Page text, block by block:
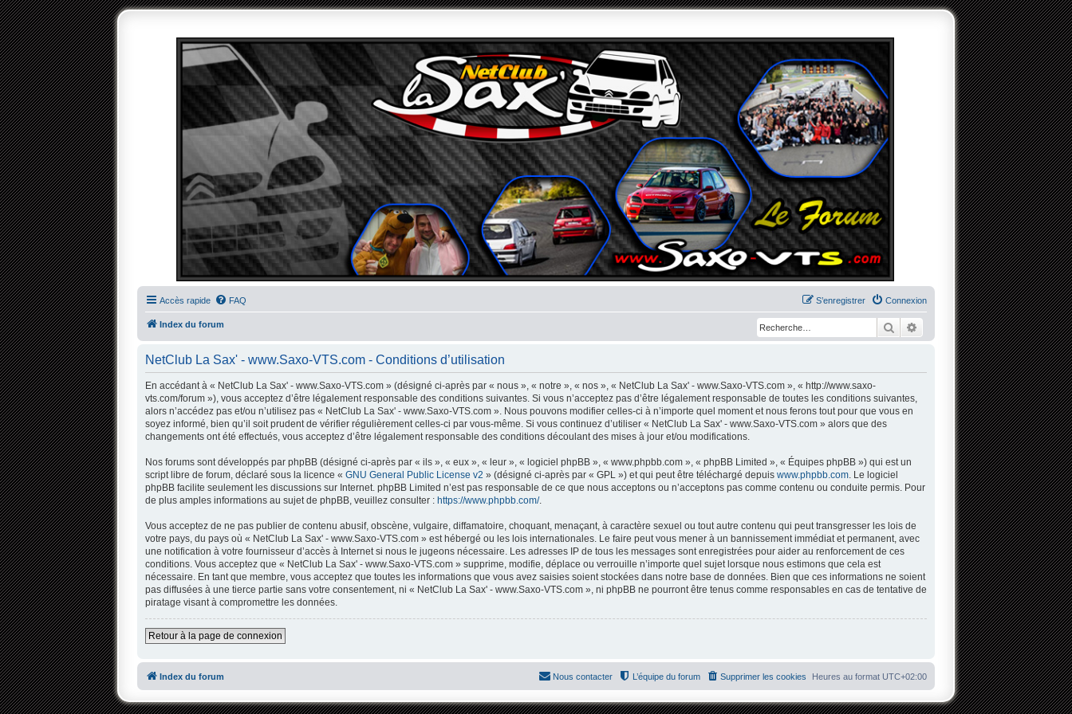
Accès rapide FAQ Connexion
S’enregistrer
Index du forum RechercherRecherche avancée
NetClub La Sax' - www.Saxo-VTS.com - Conditions d’utilisation
En accédant à « NetClub La Sax' - www.Saxo-VTS.com » (désigné ci-après par « nous », « notre », « nos », « NetClub La Sax' - www.Saxo-VTS.com », « http://www.saxo-
vts.com/forum »), vous acceptez d’être légalement responsable des conditions suivantes. Si vous n’acceptez pas d’être légalement responsable de toutes les conditions suivantes,
alors n’accédez pas et/ou n’utilisez pas « NetClub La Sax' - www.Saxo-VTS.com ». Nous pouvons modifier celles-ci à n’importe quel moment et nous ferons tout pour que vous en
soyez informé, bien qu’il soit prudent de vérifier régulièrement celles-ci par vous-même. Si vous continuez d’utiliser « NetClub La Sax' - www.Saxo-VTS.com » alors que des
changements ont été effectués, vous acceptez d’être légalement responsable des conditions découlant des mises à jour et/ou modifications.
Nos forums sont développés par phpBB (désigné ci-après par « ils », « eux », « leur », « logiciel phpBB », « www.phpbb.com », « phpBB Limited », « Équipes phpBB ») qui est un
script libre de forum, déclaré sous la licence « GNU General Public License v2 » (désigné ci-après par « GPL ») et qui peut être téléchargé depuis www.phpbb.com. Le logiciel
phpBB facilite seulement les discussions sur Internet. phpBB Limited n’est pas responsable de ce que nous acceptons ou n’acceptons pas comme contenu ou conduite permis. Pour
de plus amples informations au sujet de phpBB, veuillez consulter : https://www.phpbb.com/.
Vous acceptez de ne pas publier de contenu abusif, obscène, vulgaire, diffamatoire, choquant, menaçant, à caractère sexuel ou tout autre contenu qui peut transgresser les lois de
votre pays, du pays où « NetClub La Sax' - www.Saxo-VTS.com » est hébergé ou les lois internationales. Le faire peut vous mener à un bannissement immédiat et permanent, avec
une notification à votre fournisseur d’accès à Internet si nous le jugeons nécessaire. Les adresses IP de tous les messages sont enregistrées pour aider au renforcement de ces
conditions. Vous acceptez que « NetClub La Sax' - www.Saxo-VTS.com » supprime, modifie, déplace ou verrouille n’importe quel sujet lorsque nous estimons que cela est
nécessaire. En tant que membre, vous acceptez que toutes les informations que vous avez saisies soient stockées dans notre base de données. Bien que ces informations ne soient
pas diffusées à une tierce partie sans votre consentement, ni « NetClub La Sax' - www.Saxo-VTS.com », ni phpBB ne pourront être tenus comme responsables en cas de tentative de
piratage visant à compromettre les données.
Retour à la page de connexion
Index du forum Heures au format UTC+02:00
Supprimer les cookies
L’équipe du forum
Nous contacter